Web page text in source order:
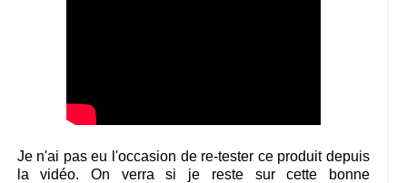
Je n'ai pas eu l'occasion de re-tester ce produit depuis
la vidéo. On verra si je reste sur cette bonne